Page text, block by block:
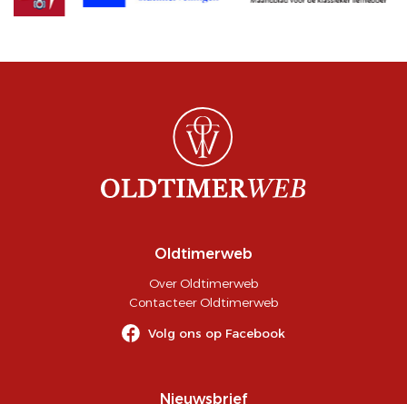
Oldtimerweb
Over Oldtimerweb
Contacteer Oldtimerweb
Volg ons op Facebook
Nieuwsbrief